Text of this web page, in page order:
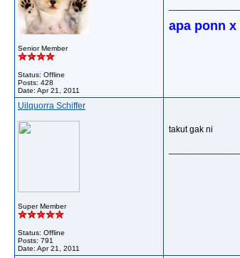
Senior Member
Status: Offline
Posts: 428
Date: Apr 21, 2011
apa ponn
Uilquorra Schiffer
Super Member
Status: Offline
Posts: 791
Date: Apr 21, 2011
takut gak ni